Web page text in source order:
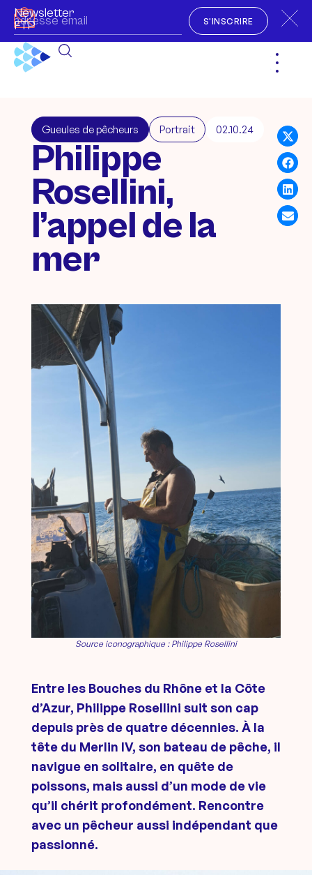
Newsletter
FTP
S'INSCRIRE
Gueules de pêcheurs Portrait 02.10.24
Philippe
Rosellini,
l’appel de la
mer
Source iconographique : Philippe Rosellini
Entre les Bouches du Rhône et la Côte
d’Azur, Philippe Rosellini suit son cap
depuis près de quatre décennies. À la
tête du Merlin IV, son bateau de pêche, il
navigue en solitaire, en quête de
poissons, mais aussi d’un mode de vie
qu’il chérit profondément. Rencontre
avec un pêcheur aussi indépendant que
passionné.